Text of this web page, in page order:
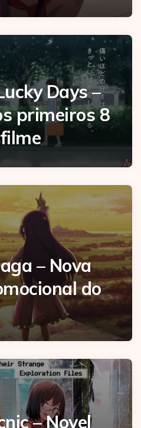
Days –
primeiros 8
– Nova
do
– Novel